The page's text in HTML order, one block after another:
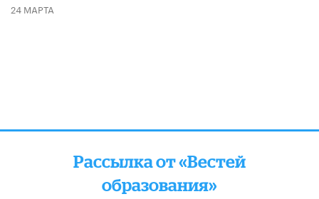
24 МАРТА
Рассылка от «Вестей
образования»